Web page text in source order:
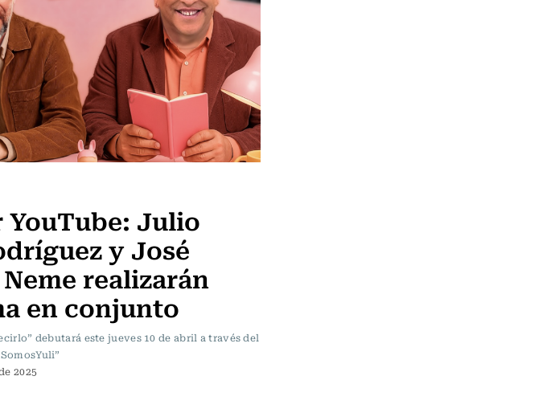
YouTube: Julio
y José
realizarán
en conjunto
debutará este jueves 10 de abril a través del
2025